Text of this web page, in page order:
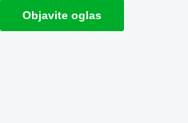
Objavite oglas